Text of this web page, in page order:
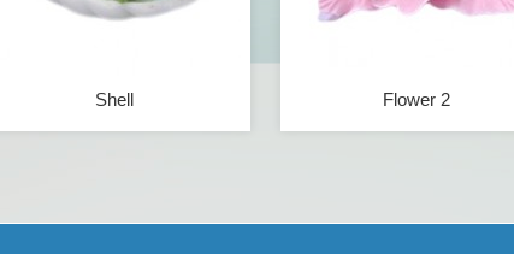
Shell Flower 2